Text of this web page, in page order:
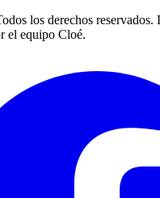
los derechos reservados.
el equipo Cloé.